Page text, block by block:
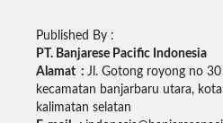
Published By :
PT. Banjarese Pacific Indonesia
Alamat : Jl. Gotong royong no
kecamatan banjarbaru utara,
kalimatan selatan